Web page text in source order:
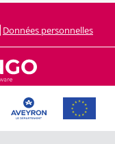
Données personnelles